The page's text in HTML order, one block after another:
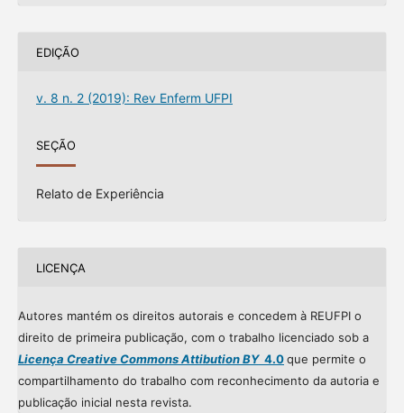
EDIÇÃO
v. 8 n. 2 (2019): Rev Enferm UFPI
SEÇÃO
Relato de Experiência
LICENÇA
Autores mantém os direitos autorais e concedem à REUFPI o
direito de primeira publicação, com o trabalho licenciado sob a
Licença Creative Commons Attibution BY4.0que permite o
compartilhamento do trabalho com reconhecimento da autoria e
publicação inicial nesta revista.